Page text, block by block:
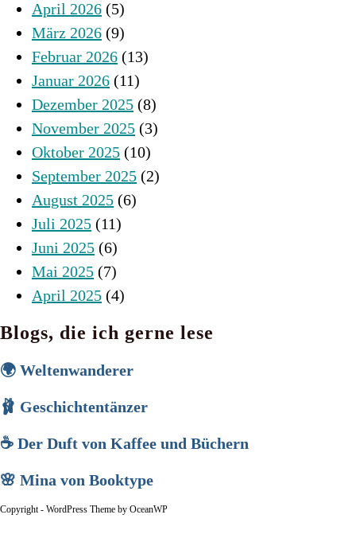
April 2026 (5)
März 2026 (9)
Februar 2026 (13)
Januar 2026 (11)
Dezember 2025 (8)
November 2025 (3)
Oktober 2025 (10)
September 2025 (2)
August 2025 (6)
Juli 2025 (11)
Juni 2025 (6)
Mai 2025 (7)
April 2025 (4)
Blogs, die ich gerne lese
🌍 Weltenwanderer
🩰 Geschichtentänzer
☕ Der Duft von Kaffee und Büchern
🌸 Mina von Booktype
Copyright - WordPress Theme by OceanWP